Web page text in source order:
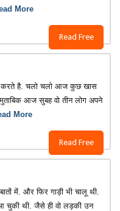
Read Free
More
Read Free
है. चलो चलो आज कुछ खास
आज सुबह वो तीन लोग अपने
More
में. और फिर गाड़ी भी चालू थी.
चुकी थी. जैसे ही वो लड़की उन